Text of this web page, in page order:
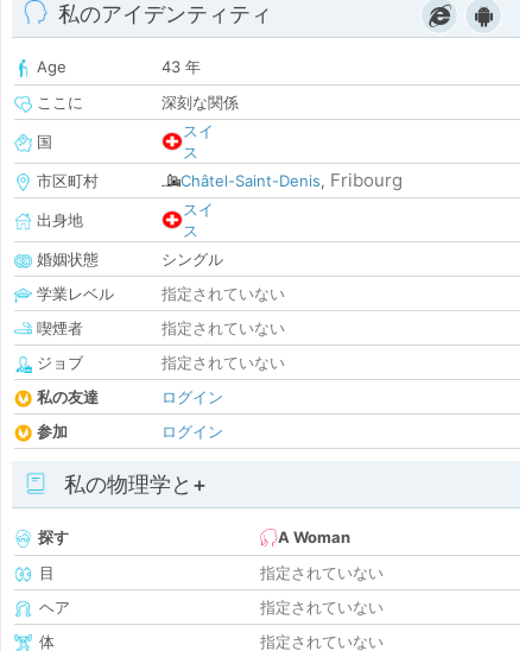
私のアイデンティティ
Age
43 年
ここに
深刻な関係
国
スイ
ス
市区町村
Châtel-Saint-Denis, Fribourg
出身地
スイ
ス
婚姻状態
シングル
学業レベル
指定されていない
喫煙者
指定されていない
ジョブ
指定されていない
私の友達
ログイン
参加
ログイン
私の物理学と+
探す
A Woman
目
指定されていない
ヘア
指定されていない
体
指定されていない